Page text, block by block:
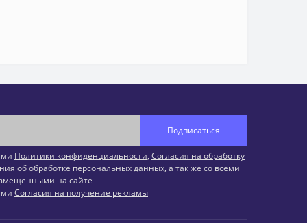
Подписаться
Политики конфиденциальности, Согласия на обработку
об обработке персональных данных, а так же со всеми
на сайте
Согласия на получение рекламы